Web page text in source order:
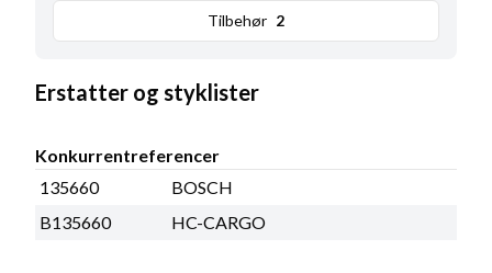
Tilbehør 2
Erstatter og styklister
Konkurrentreferencer
135660
BOSCH
B135660
HC-CARGO